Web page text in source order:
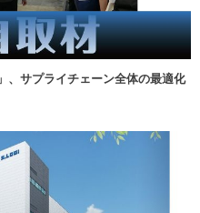
、サプライチェーン全体の最適化